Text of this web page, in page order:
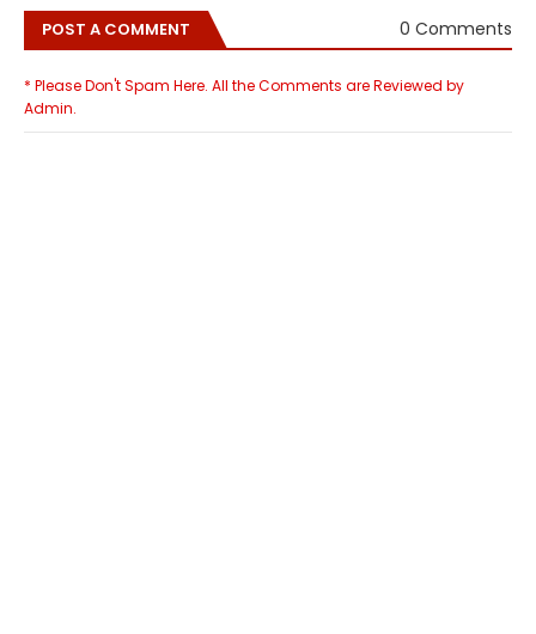
POST A COMMENT 0 Comments
* Please Don't Spam Here. All the Comments are Reviewed by
Admin.